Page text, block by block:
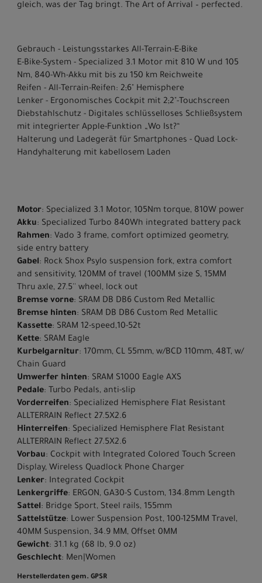
gleich, was der Tag bringt. The Art of Arrival – perfected.
Gebrauch - Leistungsstarkes All-Terrain-E-Bike
E-Bike-System - Specialized 3.1 Motor mit 810 W und 105
Nm, 840-Wh-Akku mit bis zu 150 km Reichweite
Reifen - All-Terrain-Reifen: 2;6" Hemisphere
Lenker - Ergonomisches Cockpit mit 2;2"-Touchscreen
Diebstahlschutz - Digitales schlüsselloses Schließsystem
mit integrierter Apple-Funktion „Wo Ist?“
Halterung und Ladegerät für Smartphones - Quad Lock-
Handyhalterung mit kabellosem Laden
Motor: Specialized 3.1 Motor, 105Nm torque, 810W power
Akku: Specialized Turbo 840Wh integrated battery pack
Rahmen: Vado 3 frame, comfort optimized geometry,
side entry battery
Gabel: Rock Shox Psylo suspension fork, extra comfort
and sensitivity, 120MM of travel (100MM size S, 15MM
Thru axle, 27.5'' wheel, lock out
Bremse vorne: SRAM DB DB6 Custom Red Metallic
Bremse hinten: SRAM DB DB6 Custom Red Metallic
Kassette: SRAM 12-speed,10-52t
Kette: SRAM Eagle
Kurbelgarnitur: 170mm, CL 55mm, w/BCD 110mm, 48T, w/
Chain Guard
Umwerfer hinten: SRAM S1000 Eagle AXS
Pedale: Turbo Pedals, anti-slip
Vorderreifen: Specialized Hemisphere Flat Resistant
ALLTERRAIN Reflect 27.5X2.6
Hinterreifen: Specialized Hemisphere Flat Resistant
ALLTERRAIN Reflect 27.5X2.6
Vorbau: Cockpit with Integrated Colored Touch Screen
Display, Wireless Quadlock Phone Charger
Lenker: Integrated Cockpit
Lenkergriffe: ERGON, GA30-S Custom, 134.8mm Length
Sattel: Bridge Sport, Steel rails, 155mm
Sattelstütze: Lower Suspension Post, 100-125MM Travel,
40MM Suspension, 34.9 MM, Offset 0MM
Gewicht: 31.1 kg (68 lb, 9.0 oz)
Geschlecht: Men|Women
Herstellerdaten gem. GPSR